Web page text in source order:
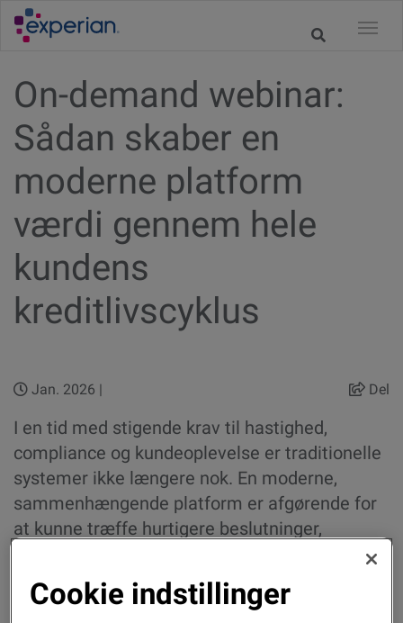
On-demand webinar:
Sådan skaber en
moderne platform
værdi gennem hele
kundens
kreditlivscyklus
Jan. 2026 | Del
I en tid med stigende krav til hastighed,
compliance og kundeoplevelse er traditionelle
systemer ikke længere nok. En moderne,
sammenhængende platform er afgørende for
at kunne træffe hurtigere beslutninger,
tværs af hele kreditcirklen.
I dette afsluttende webinar i serien får du et samlet overblik
Cookie indstillinger